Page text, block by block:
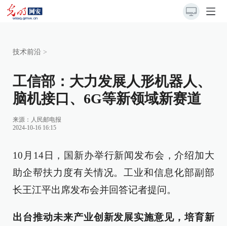
技术前沿 >
工信部：大力发展人形机器人、
脑机接口、6G等新领域新赛道
来源：人民邮电报
2024-10-16 16:15
10月14日，国新办举行新闻发布会，介绍加大
助企帮扶力度有关情况。工业和信息化部副部
长王江平出席发布会并回答记者提问。
出台推动未来产业创新发展实施意见，培育新